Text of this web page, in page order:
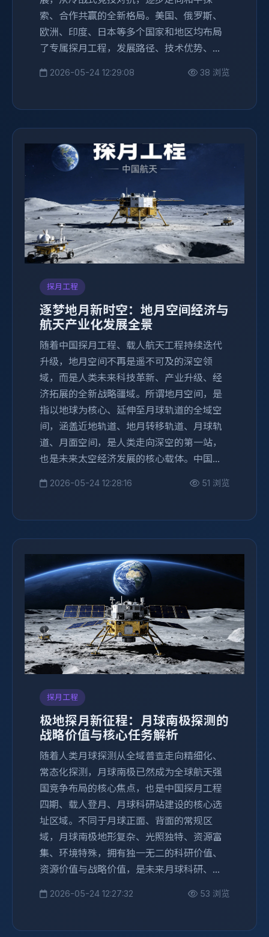
索、合作共赢的全新格局。美国、俄罗斯、
欧洲、印度、日本等多个国家和地区均布局
了专属探月工程，发展路径、技术优势、...
2026-05-24 12:29:08 38 浏览
探月工程
逐梦地月新时空：地月空间经济与
航天产业化发展全景
随着中国探月工程、载人航天工程持续迭代
升级，地月空间不再是遥不可及的深空领
域，而是人类未来科技革新、产业升级、经
济拓展的全新战略疆域。所谓地月空间，是
指以地球为核心、延伸至月球轨道的全域空
间，涵盖近地轨道、地月转移轨道、月球轨
道、月面空间，是人类走向深空的第一站，
也是未来太空经济发展的核心载体。中国...
2026-05-24 12:28:16 51 浏览
探月工程
极地探月新征程：月球南极探测的
战略价值与核心任务解析
随着人类月球探测从全域普查走向精细化、
常态化探测，月球南极已然成为全球航天强
国竞争布局的核心焦点，也是中国探月工程
四期、载人登月、月球科研站建设的核心选
址区域。不同于月球正面、背面的常规区
域，月球南极地形复杂、光照独特、资源富
集、环境特殊，拥有独一无二的科研价值、
资源价值与战略价值，是未来月球科研、...
2026-05-24 12:27:32 53 浏览